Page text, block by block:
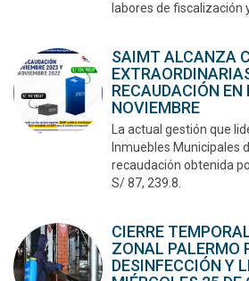
labores de fiscalización
SAIMT ALCANZA
RECAUDACIÓN EN
NOVIEMBRE
La actual gestión que
Inmuebles Municipales
recaudación obtenida
S/ 87, 239.8.
CIERRE
ZONAL PALERMO
DESINFECCIÓN Y